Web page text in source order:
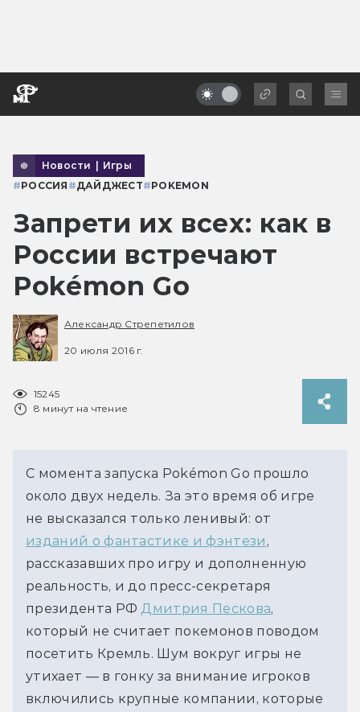
Новости | Игры
#РОССИЯ #ДАЙДЖЕСТ#POKEMON
Запрети их всех: как в
России встречают
Pokémon Go
Александр Стрепетилов
20 июля 2016 г.
15245
8 минут на чтение
С момента запуска Pokémon Go прошло
около двух недель. За это время об игре
не высказался только ленивый: от
изданий о фантастике и фэнтези ,
рассказавших про игру и дополненную
реальность, и до пресс-секретаря
президента РФ Дмитрия Пескова,
который не считает покемонов поводом
посетить Кремль. Шум вокруг игры не
утихает — в гонку за внимание игроков
включились крупные компании, которые